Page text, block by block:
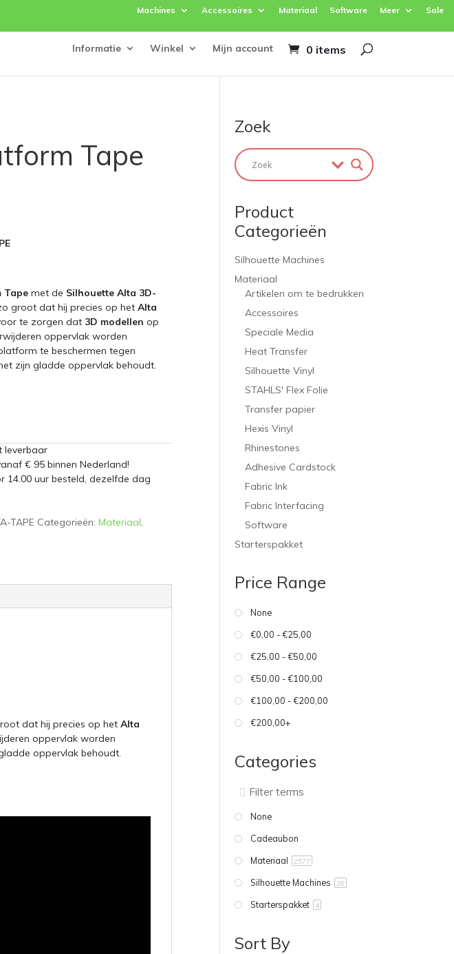
Machines Accessoires Materiaal Software Meer Sale
Informatie Winkel Mijn account 0 items
Tape
Tapemet de Silhouette Alta 3D-
groot dat hij precies op het Alta
te zorgen dat 3D modellen op
oppervlak worden
te beschermen tegen
zijn gladde oppervlak behoudt.
leverbaar
€ 95 binnen Nederland!
14.00 uur besteld, dezelfde dag
TAPE Categorieën: Materiaal,
dat hij precies op het Alta
oppervlak worden
oppervlak behoudt.
Zoek
Product
Categorieën
Silhouette Machines
Materiaal
Artikelen om te bedrukken
Accessoires
Speciale Media
Heat Transfer
Silhouette Vinyl
STAHLS' Flex Folie
Transfer papier
Hexis Vinyl
Rhinestones
Adhesive Cardstock
Fabric Ink
Fabric Interfacing
Software
Starterspakket
Price Range
None
€0,00 - €25,00
€25,00 - €50,00
€50,00 - €100,00
€100,00 - €200,00
€200,00+
Categories
None
Cadeaubon
Materiaal
2577
Silhouette Machines 26
Starterspakket 4
Sort By